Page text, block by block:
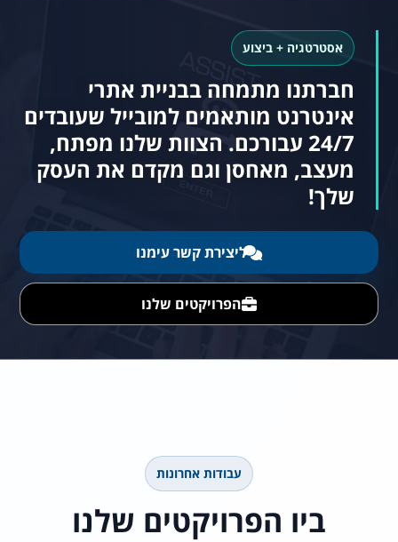
אסטרטגיה + ביצוע
חברתנו מתמחה בבניית אתרי
אינטרנט מותאמים למובייל שעובדים
24/7 עבורכם. הצוות שלנו מפתח,
מעצב, מאחסן וגם מקדם את העסק
שלך!
ליצירת קשר עימנו
הפרויקטים שלנו
עבודות אחרונות
ביו הפרויקטים שלנו